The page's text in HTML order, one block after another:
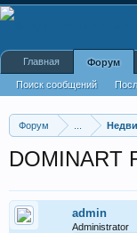
Форум
DOMINART
admin
Administrator
Главная Форум
Поиск сообщений